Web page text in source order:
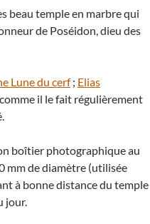
beau temple en marbre qui
de Poséidon, dieu des
Lune du cerf; Elias
il le fait régulièrement
boîtier photographique au
mm de diamètre (utilisée
à bonne distance du temple
jour.